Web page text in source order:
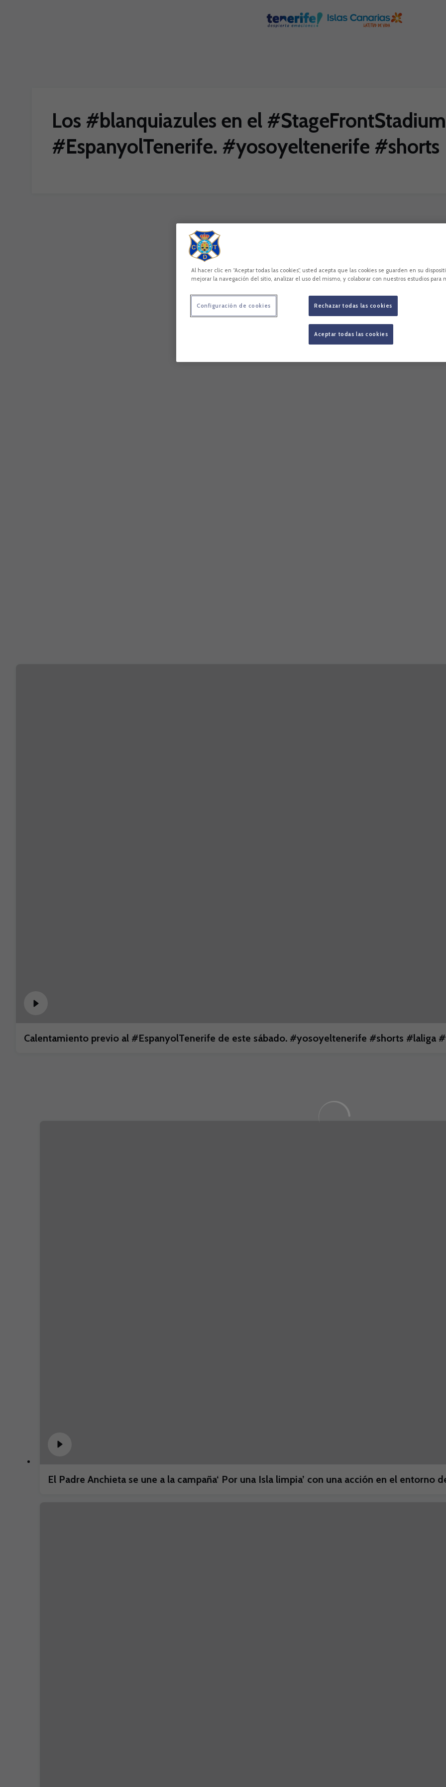
Los #blanquiazules en el
#EspanyolTenerife. #yosoyeltenerife #shorts
Calentamiento previo al #EspanyolTenerife de este sábado. #yosoyeltenerife #shorts #laliga
El Padre Anchieta se une a la campaña‘ Por una Isla limpia’ con una acción en el entorno
Al hacer clic en “Aceptar todas las cookies”, usted acepta que las cookies se guarden en su
mejorar la navegación del sitio, analizar el uso del mismo, y colaborar con nuestros estudios para
Rechazar todas las cookies
Aceptar todas las cookies
Configuración de cookies